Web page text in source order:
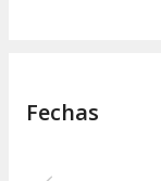
Fechas